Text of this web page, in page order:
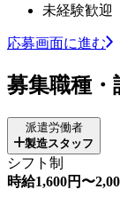
未経験歓迎
応募画面に進む
募集職種・
派遣労働者
製造スタッフ
シフト制
時給1,600円〜